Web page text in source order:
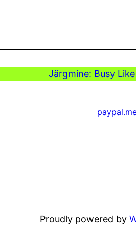
Järgmine: Busy
Proudly powered by